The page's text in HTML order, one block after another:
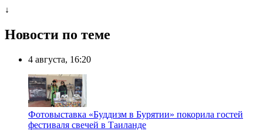
↓
Новости по теме
4 августа, 16:20
Фотовыставка «Буддизм в Бурятии» покорила гостей
фестиваля свечей в Таиланде